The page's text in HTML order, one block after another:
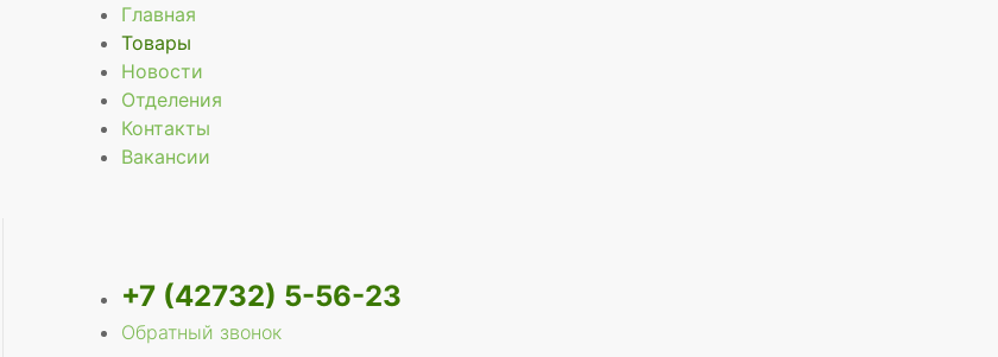
Главная
Товары
Новости
Отделения
Контакты
Вакансии
+7 (42732) 5-56-23
Обратный звонок